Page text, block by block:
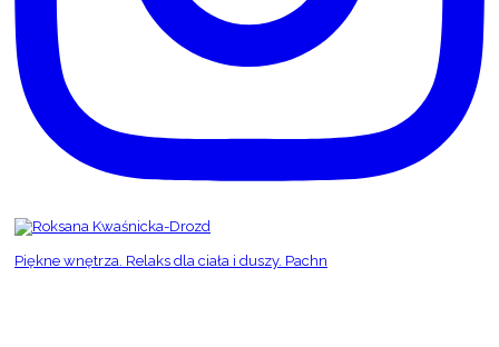
Piękne wnętrza. Relaks dla ciała i duszy. Pachn